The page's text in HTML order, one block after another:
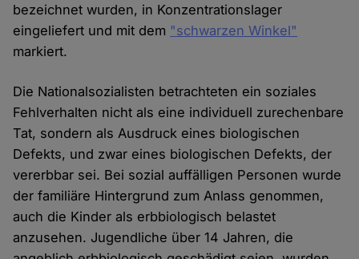
bezeichnet wurden, in Konzentrationslager
eingeliefert und mit dem "schwarzen Winkel"
markiert.
Die Nationalsozialisten betrachteten ein soziales
Fehlverhalten nicht als eine individuell zurechenbare
Tat, sondern als Ausdruck eines biologischen
Defekts, und zwar eines biologischen Defekts, der
vererbbar sei. Bei sozial auffälligen Personen wurde
der familiäre Hintergrund zum Anlass genommen,
auch die Kinder als erbbiologisch belastet
anzusehen. Jugendliche über 14 Jahren, die